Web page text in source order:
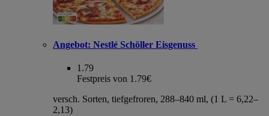
Angebot: Nestlé Schöller Eisgenuss
1.79
Festpreis von 1.79€
versch. Sorten, tiefgefroren, 288–840 ml, (1 L = 6,22–
2,13)